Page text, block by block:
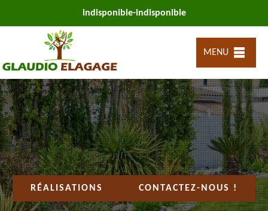
indisponible-indisponible
MENU
RÉALISATIONS CONTACTEZ-NOUS !